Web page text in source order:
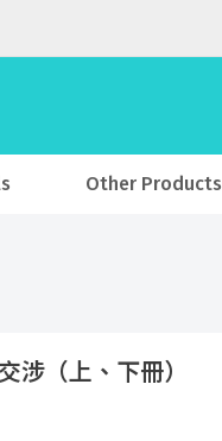
Other Products
涉（上、下冊）